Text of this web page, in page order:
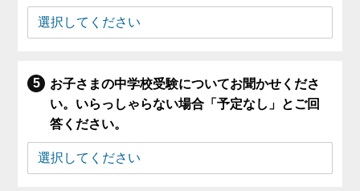
お子さまの中学校受験についてお聞かせくださ
い。いらっしゃらない場合「予定なし」とご回
答ください。